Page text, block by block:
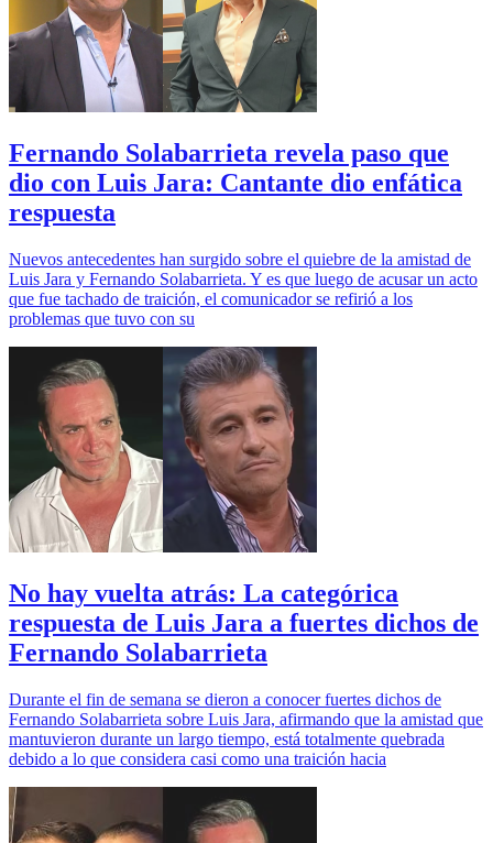
Fernando Solabarrieta revela paso que
dio con Luis Jara: Cantante dio enfática
respuesta
Nuevos antecedentes han surgido sobre el quiebre de la amistad de
Luis Jara y Fernando Solabarrieta. Y es que luego de acusar un acto
que fue tachado de traición, el comunicador se refirió a los
problemas que tuvo con su
No hay vuelta atrás: La categórica
respuesta de Luis Jara a fuertes dichos de
Fernando Solabarrieta
Durante el fin de semana se dieron a conocer fuertes dichos de
Fernando Solabarrieta sobre Luis Jara, afirmando que la amistad que
mantuvieron durante un largo tiempo, está totalmente quebrada
debido a lo que considera casi como una traición hacia